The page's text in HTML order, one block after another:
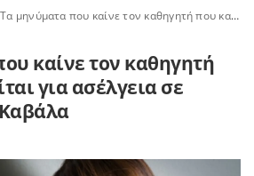
Τα μηνύματα που καίνε τον καθηγητή που κατηγορείται για ασέλγεια σε 16χρονη στην Καβάλα
καίνε τον καθηγητή
για ασέλγεια σε